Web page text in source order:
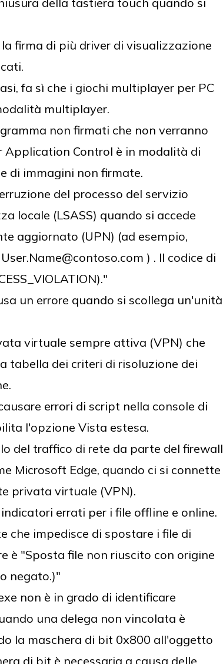
firma di più driver di visualizzazione
fa sì che i giochi multiplayer per PC
multiplayer.
non firmati che non verranno
Control è in modalità di
di immagini non firmate.
del processo del servizio
locale (LSASS) quando si accede
aggiornato (UPN) (ad esempio,
) . Il codice di
un errore quando si scollega un'unità
virtuale sempre attiva (VPN) che
tabella dei criteri di risoluzione dei
errori di script nella console di
l'opzione Vista estesa.
del traffico di rete da parte del firewall
Microsoft Edge, quando ci si connette
privata virtuale (VPN).
errati per i file offline e online.
che impedisce di spostare i file di
è "Sposta file non riuscito con origine
negato.)"
non è in grado di identificare
una delega non vincolata è
la maschera di bit 0x800 all'oggetto
di bit è necessaria a causa delle